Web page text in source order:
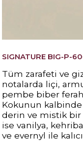
SIGNATURE BIG-P-
Tüm zarafeti ve
notalarda liçi,
pembe biber ferah
Kokunun
derin ve mistik bir
ise vanilya,
ve evernyl ile